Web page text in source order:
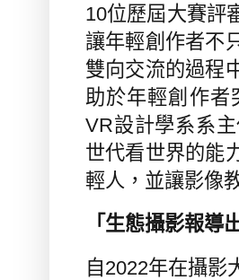
10位歷屆大賽評
讓年輕創作者不
雙向交流的過程
助於年輕創作者
VR設計學系系
世代看世界的能
輕人 ，並讓影像
「生態攝影報
自2022年在攝影